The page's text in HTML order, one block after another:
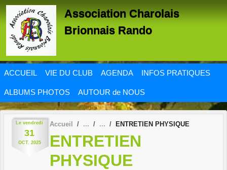
Association Charolais
Brionnais Rando
ACCUEIL VIE DU CLUB AGENDA INFOS PRATIQUES
ALBUMS PHOTOS AUTOUR de NOUS
Le vendredi
31
OCT. 2025
Accueil ENTRETIEN PHYSIQUE
ENTRETIEN
PHYSIQUE
Panneau de gestion des cookies